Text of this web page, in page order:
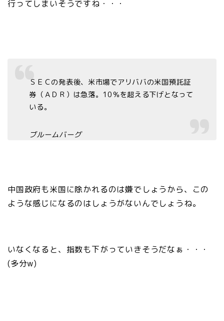
行ってしまいそうですね・・・
ＳＥＣの発表後、米市場でアリババの米国預託証
券（ＡＤＲ）は急落。10％を超える下げとなって
いる。
ブルームバーグ
中国政府も米国に除かれるのは嫌でしょうから、この
ような感じになるのはしょうがないんでしょうね。
いなくなると、指数も下がっていきそうだなぁ・・・
(多分w)